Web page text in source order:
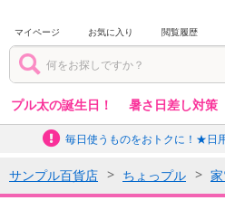
マイページ お気に入り 閲覧履歴
プル太の誕生日！ 暑さ日差し対策
毎日使うものをおトクに！★日
サンプル百貨店 ちょっプル